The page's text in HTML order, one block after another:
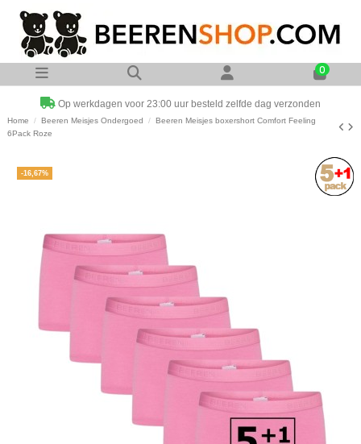
0
Op werkdagen voor 23:00 uur besteld zelfde dag verzonden
Home Beeren Meisjes Ondergoed
Beeren Meisjes boxershort Comfort Feeling
6Pack Roze
-16,67%